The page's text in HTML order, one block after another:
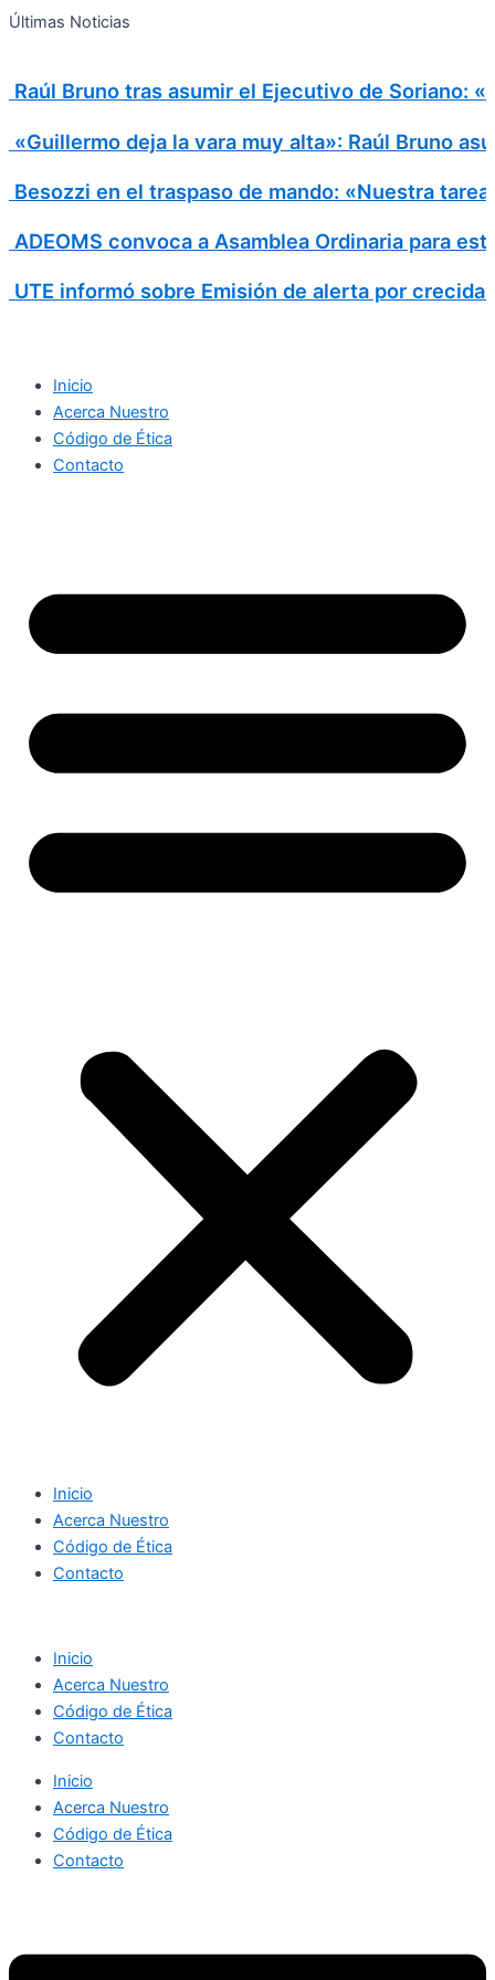
Ir
Últimas Noticias
Raúl Bruno tras asumir el Ejecutivo de Soriano:
«Guillermo deja la vara muy alta»: Raúl Bruno
Besozzi en el traspaso de mando: «Nuestra
ADEOMS convoca a Asamblea Ordinaria para
UTE informó sobre Emisión de alerta por
Inicio
Acerca Nuestro
Código de Ética
Contacto
Inicio
Acerca Nuestro
Código de Ética
Contacto
Inicio
Acerca Nuestro
Código de Ética
Contacto
Inicio
Acerca Nuestro
Código de Ética
Contacto
Search